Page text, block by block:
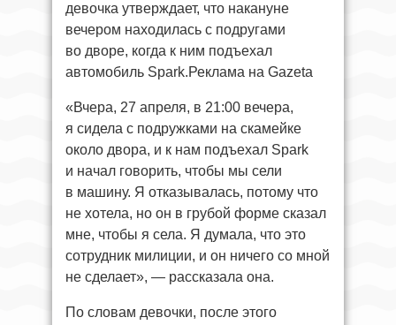
девочка утверждает, что накануне
вечером находилась с подругами
во дворе, когда к ним подъехал
автомобиль Spark.Реклама на Gazeta
«Вчера, 27 апреля, в 21:00 вечера,
я сидела с подружками на скамейке
около двора, и к нам подъехал Spark
и начал говорить, чтобы мы сели
в машину. Я отказывалась, потому что
не хотела, но он в грубой форме сказал
мне, чтобы я села. Я думала, что это
сотрудник милиции, и он ничего со мной
не сделает», — рассказала она.
По словам девочки, после этого